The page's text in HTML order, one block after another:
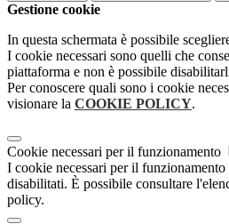
Gestione cookie
In questa schermata è possibile
I cookie necessari sono quelli che
piattaforma e non è possibile
Per conoscere quali sono i cookie
visionare la COOKIE POLICY.
Cookie necessari per il funzionamento
I cookie necessari per il funzionamento
disabilitati. È possibile consultare
policy.